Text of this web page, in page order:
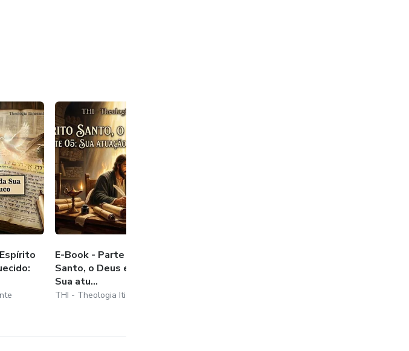
compreendendo que a
E-Book - Parte 05. Espírito
Santo, o Deus esquecido:
Sua atu...
THI - Theologia Itinerante